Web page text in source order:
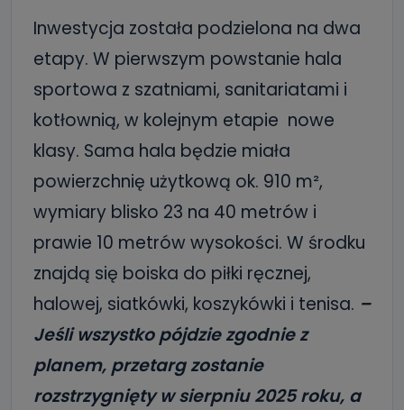
Inwestycja została podzielona na dwa
etapy. W pierwszym powstanie hala
sportowa z szatniami, sanitariatami i
kotłownią, w kolejnym etapie nowe
klasy. Sama hala będzie miała
powierzchnię użytkową ok. 910 m²,
wymiary blisko 23 na 40 metrów i
prawie 10 metrów wysokości. W środku
znajdą się boiska do piłki ręcznej,
halowej, siatkówki, koszykówki i tenisa. –
Jeśli wszystko pójdzie zgodnie z
planem, przetarg zostanie
rozstrzygnięty w sierpniu 2025 roku, a